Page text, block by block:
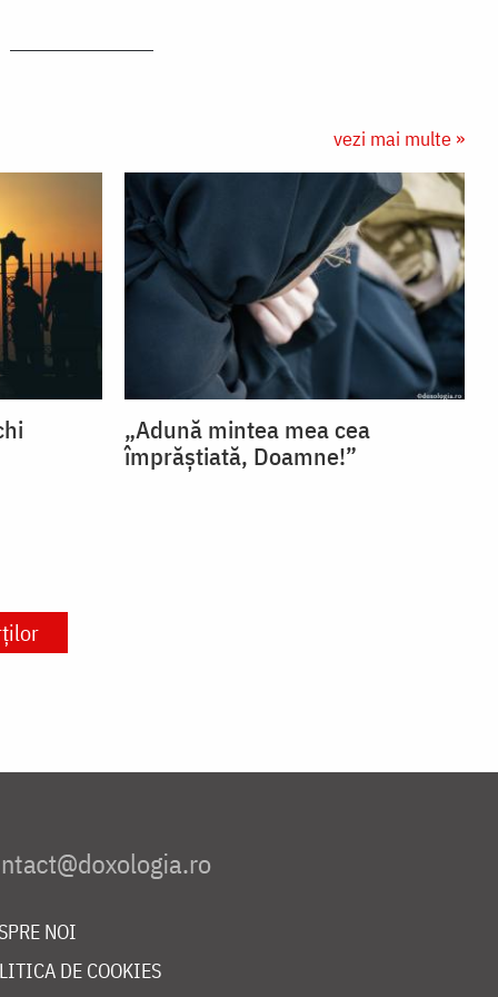
vezi mai multe »
„Adună mintea mea cea
împrăștiată, Doamne!”
NOI
DE COOKIES